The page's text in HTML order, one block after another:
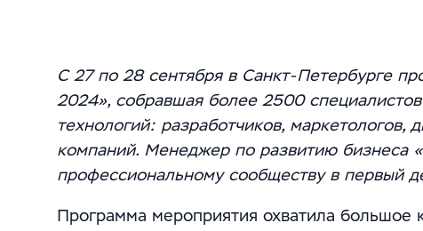
С 27 по 28 сентября в Санкт-Петербурге
2024», собравшая более 2500
технологий: разработчиков,
компаний. Менеджер по развитию бизнеса
профессиональному сообществу в первый
Программа мероприятия охватила большое